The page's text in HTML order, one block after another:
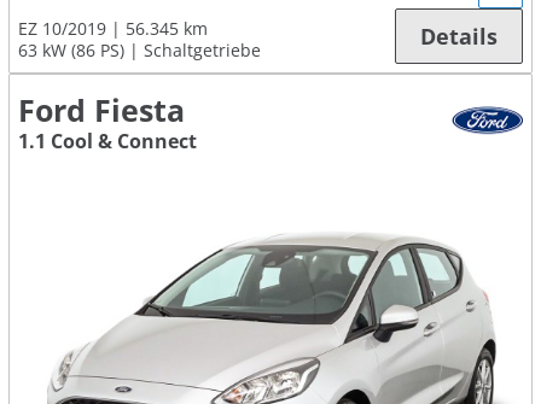
EZ 10/2019
56.345 km
63 kW (86 PS)
Schaltgetriebe Details
Ford Fiesta
1.1 Cool & Connect